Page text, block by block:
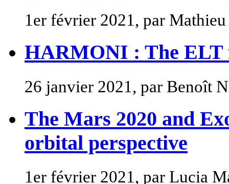
1er février 2021, par
HARMONI : The
26 janvier 2021, par Benoît
The Mars 2020 and
orbital perspective
1er février 2021, par Lucia